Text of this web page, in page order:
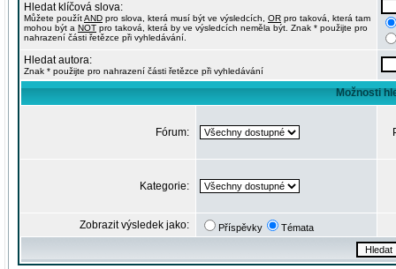
Hledat klíčová slova:
Můžete použítAND pro slova, která musí být ve výsledcích, OR pro taková, která tam
mohou být a NOT pro taková, která by ve výsledcích neměla být. Znak * použijte pro
nahrazení části řetězce při vyhledávání.
Hledat autora:
Znak * použijte pro nahrazení části řetězce při vyhledávání
Možnosti
Fórum:
Kategorie:
Zobrazit výsledek jako: Příspěvky Témata